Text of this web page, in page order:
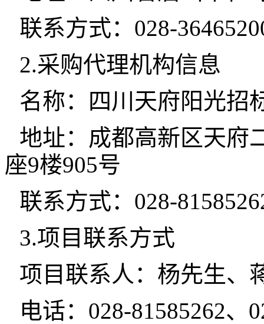
联系方式：028-
2.采购代理机构信息
名称：四川天府阳光招
地址：成都高新区天府
座9楼905号
联系方式：028-
3.项目联系方式
项目联系人：杨先生、
电话：028-81585262、